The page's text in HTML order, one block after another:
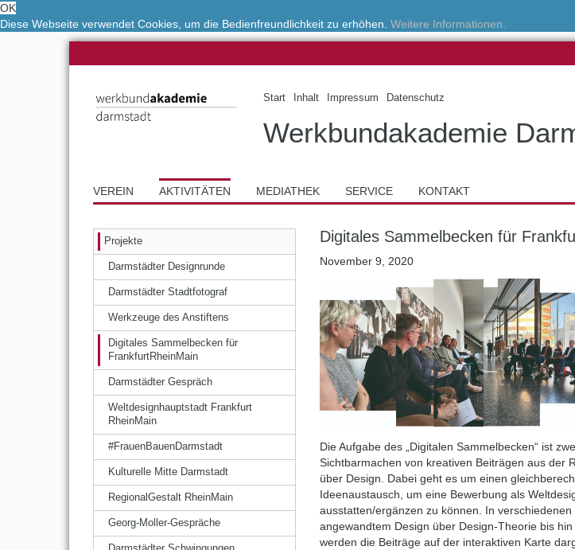
OK
Diese Webseite verwendet Cookies, um die Bedienfreundlichkeit zu erhöhen. Weitere Informationen.
Start Inhalt Impressum Datenschutz
Werkbundakademie
VEREIN AKTIVITÄTEN MEDIATHEK SERVICE KONTAKT
Projekte
Darmstädter Designrunde
Darmstädter Stadtfotograf
Werkzeuge des Anstiftens
Digitales Sammelbecken für
FrankfurtRheinMain
Darmstädter Gespräch
Weltdesignhauptstadt Frankfurt
RheinMain
#FrauenBauenDarmstadt
Kulturelle Mitte Darmstadt
RegionalGestalt RheinMain
Georg-Moller-Gespräche
Digitales Sammelbecken für
November 9, 2020
Die Aufgabe des „Digitalen Sammelbecken“ ist
Sichtbarmachen von kreativen Beiträgen aus der
über Design. Dabei geht es um einen
Ideenaustausch, um eine Bewerbung als
ausstatten/ergänzen zu können. In
angewandtem Design über Design-Theorie bis
werden die Beiträge auf der interaktiven Karte